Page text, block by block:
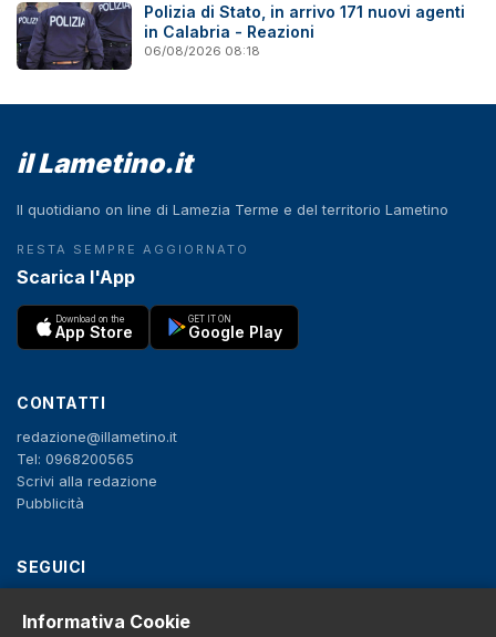
Polizia di Stato, in arrivo 171 nuovi agenti
in Calabria - Reazioni
06/08/2026 08:18
il Lametino.it
Il quotidiano on line di Lamezia Terme e del territorio Lametino
RESTA SEMPRE AGGIORNATO
Scarica l'App
Download on the
App Store
GET IT ON
Google Play
CONTATTI
redazione@illametino.it
Tel: 0968200565
Scrivi alla redazione
Pubblicità
SEGUICI
Informativa Cookie